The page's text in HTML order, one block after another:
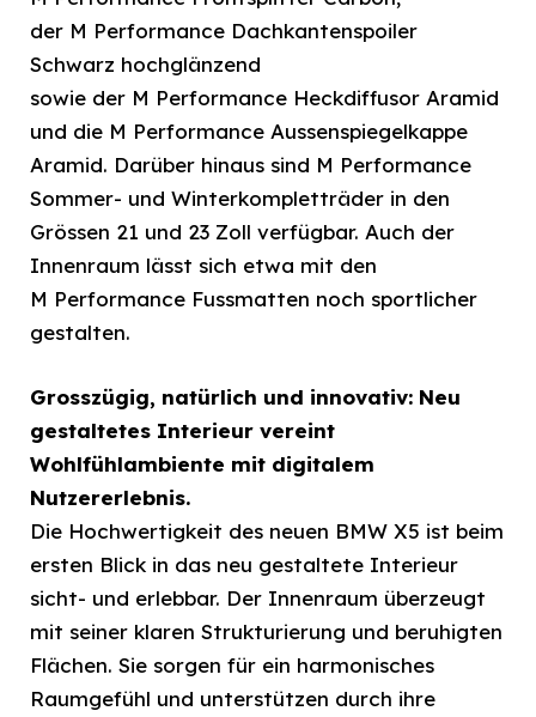
der M Performance Dachkantenspoiler
Schwarz hochglänzend
sowie der M Performance Heckdiffusor Aramid
und die M Performance Aussenspiegelkappe
Aramid. Darüber hinaus sind M Performance
Sommer- und Winterkompletträder in den
Grössen 21 und 23 Zoll verfügbar. Auch der
Innenraum lässt sich etwa mit den
M Performance Fussmatten noch sportlicher
gestalten.
Grosszügig, natürlich und innovativ: Neu
gestaltetes Interieur vereint
Wohlfühlambiente mit digitalem
Nutzererlebnis.
Die Hochwertigkeit des neuen BMW X5 ist beim
ersten Blick in das neu gestaltete Interieur
sicht- und erlebbar. Der Innenraum überzeugt
mit seiner klaren Strukturierung und beruhigten
Flächen. Sie sorgen für ein harmonisches
Raumgefühl und unterstützen durch ihre